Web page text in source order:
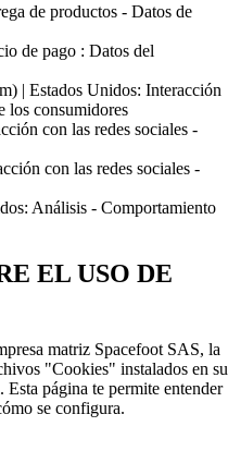
de productos - Datos de
de pago : Datos del
| Estados Unidos: Interacción
los consumidores
con las redes sociales -
con las redes sociales -
Análisis - Comportamiento
EL USO DE
matriz Spacefoot SAS, la
"Cookies" instalados en su
página te permite entender
se configura.